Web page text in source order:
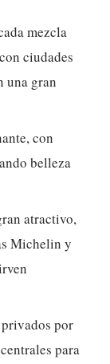
mezcla
ciudades
una gran
con
belleza
atractivo,
Michelin y
por
para